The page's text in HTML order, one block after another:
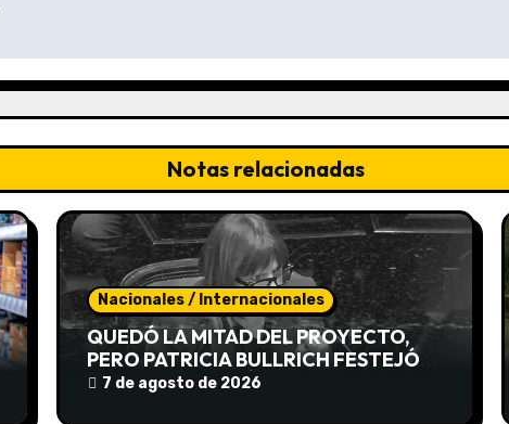
Notas relacionadas
Nacionales / Internacionales
QUEDÓ LA MITAD DEL PROYECTO,
PERO PATRICIA BULLRICH FESTEJÓ
IGUAL Y CELEBRÓ LA «ROSCA»
7 de agosto de 2026